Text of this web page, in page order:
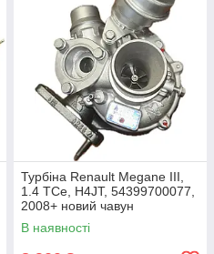
Турбіна Renault Megane III,
1.4 TCe, H4JT, 54399700077,
2008+ новий чавун
В наявності